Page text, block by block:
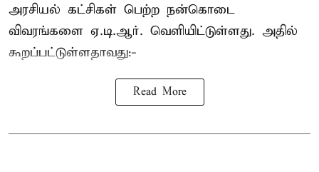
அரசியல் கட்சிகள் பெற்ற நன்கொடை
விவரங்களை ஏ.டி.ஆர். வெளியிட்டுள்ளது. அதில்
கூறப்பட்டுள்ளதாவது:-
Read More